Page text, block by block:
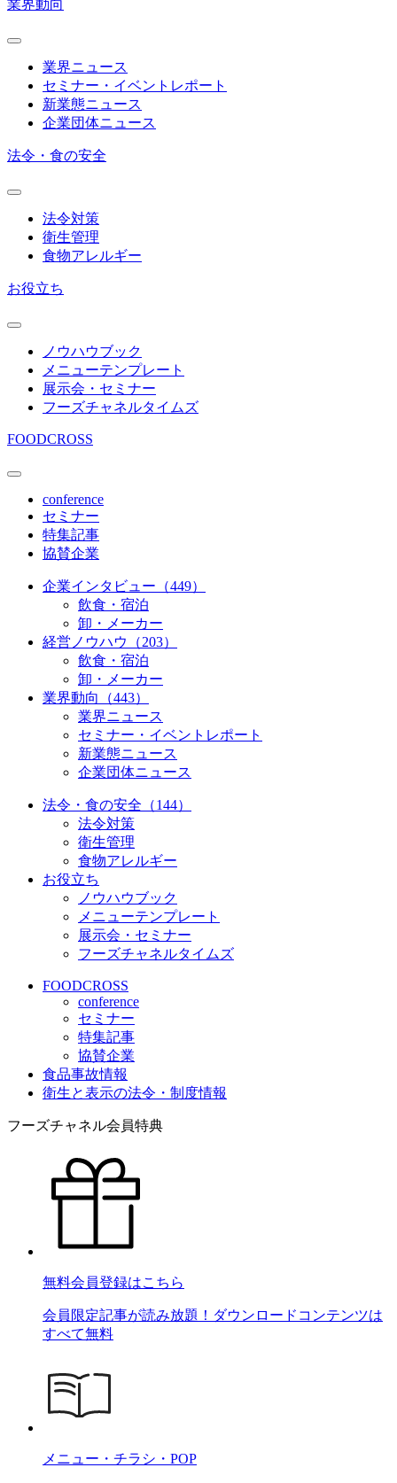
業界動向
業界ニュース
セミナー・イベントレポート
新業態ニュース
企業団体ニュース
法令・食の安全
法令対策
衛生管理
食物アレルギー
お役立ち
ノウハウブック
メニューテンプレート
展示会・セミナー
フーズチャネルタイムズ
FOODCROSS
conference
セミナー
特集記事
協賛企業
企業インタビュー（449）
飲食・宿泊
卸・メーカー
経営ノウハウ（203）
飲食・宿泊
卸・メーカー
業界動向（443）
業界ニュース
セミナー・イベントレポート
新業態ニュース
企業団体ニュース
法令・食の安全（144）
法令対策
衛生管理
食物アレルギー
お役立ち
ノウハウブック
メニューテンプレート
展示会・セミナー
フーズチャネルタイムズ
FOODCROSS
conference
セミナー
特集記事
協賛企業
食品事故情報
衛生と表示の法令・制度情報
フーズチャネル会員特典
無料会員登録はこちら
会員限定記事が読み放題！ダウンロードコンテンツは
すべて無料
メニュー・チラシ・POP